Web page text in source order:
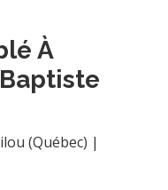
À
(Québec) |